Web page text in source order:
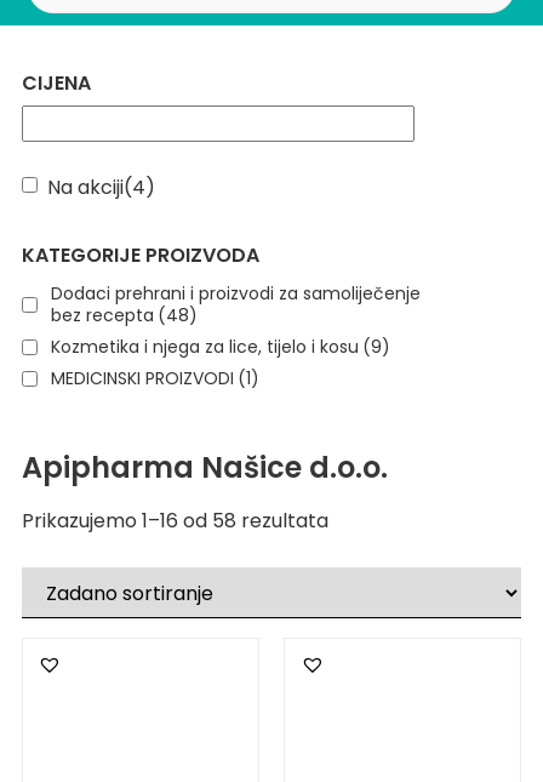
CIJENA
Na akciji(4)
KATEGORIJE PROIZVODA
Dodaci prehrani i proizvodi za samoliječenje
bez recepta (48)
Kozmetika i njega za lice, tijelo i kosu (9)
MEDICINSKI PROIZVODI (1)
Apipharma Našice d.o.o.
Prikazujemo 1–16 od 58 rezultata